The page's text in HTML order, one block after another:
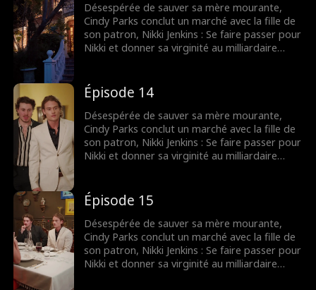
Désespérée de sauver sa mère mourante,
Cindy Parks conclut un marché avec la fille de
son patron, Nikki Jenkins : Se faire passer pour
Nikki et donner sa virginité au milliardaire
lorsqu’elle tombe malade, Cindy est une fois
de plus obligée de se déguiser et de
remplacer sa mère.
Épisode 14
Désespérée de sauver sa mère mourante,
Cindy Parks conclut un marché avec la fille de
son patron, Nikki Jenkins : Se faire passer pour
Nikki et donner sa virginité au milliardaire
lorsqu’elle tombe malade, Cindy est une fois
de plus obligée de se déguiser et de
remplacer sa mère.
Épisode 15
Désespérée de sauver sa mère mourante,
Cindy Parks conclut un marché avec la fille de
son patron, Nikki Jenkins : Se faire passer pour
Nikki et donner sa virginité au milliardaire